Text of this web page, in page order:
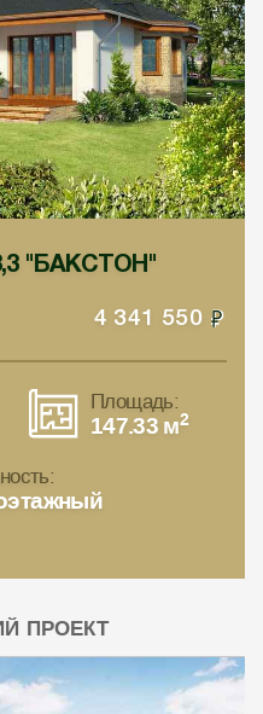
"БАКСТОН"
4 341 550
Площадь:
147.33 м2
ПРОЕКТ